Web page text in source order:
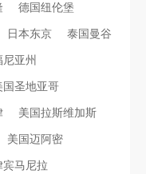
德国纽伦堡
日本东京 泰国曼谷
亚州
国圣地亚哥
美国拉斯维加斯
美国迈阿密
宾马尼拉